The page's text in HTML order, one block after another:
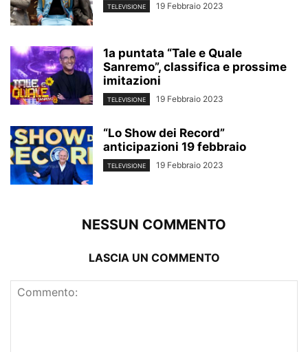
TELEVISIONE 19 Febbraio 2023
1a puntata “Tale e Quale
Sanremo”, classifica e prossime
imitazioni
TELEVISIONE 19 Febbraio 2023
“Lo Show dei Record”
anticipazioni 19 febbraio
TELEVISIONE 19 Febbraio 2023
NESSUN COMMENTO
LASCIA UN COMMENTO